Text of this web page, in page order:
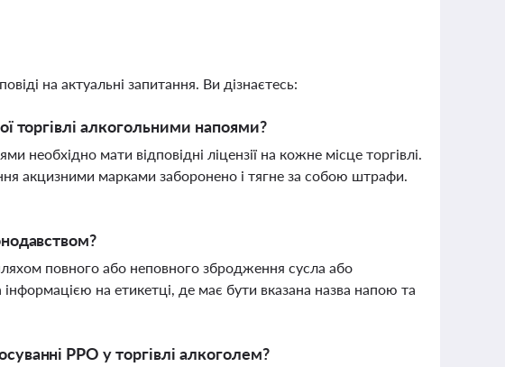
на актуальні запитання. Ви дізнаєтесь:
торгівлі алкогольними напоями?
необхідно мати відповідні ліцензії на кожне місце торгівлі.
акцизними марками заборонено і тягне за собою штрафи.
повного або неповного збродження сусла або
на етикетці, де має бути вказана назва напою та
РРО у торгівлі алкоголем?